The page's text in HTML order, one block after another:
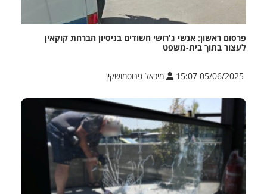
פרסום ראשון: אנשי ג'רושי חשודים בניסיון הברחת קוקאין
לעצור בתוך בית-משפט
05/06/2025 15:07 מיכאל פרוסמושקין